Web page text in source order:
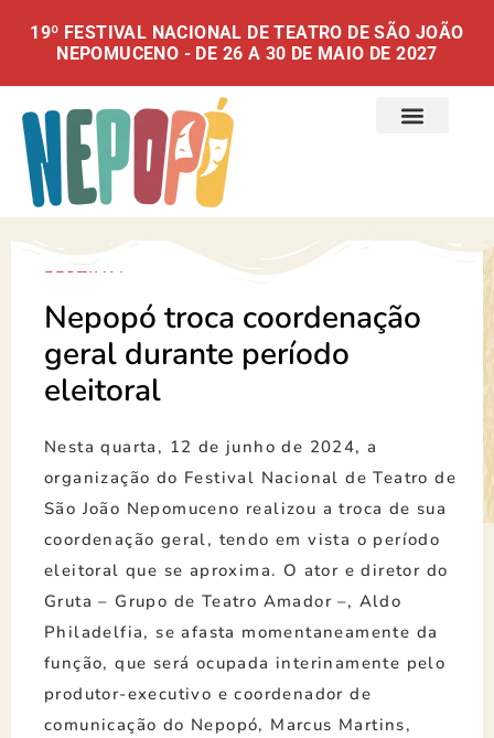
19º FESTIVAL NACIONAL DE TEATRO DE SÃO JOÃO
NEPOMUCENO - DE 26 A 30 DE MAIO DE 2027
FESTIVAL
Nepopó troca coordenação
geral durante período
eleitoral
Nesta quarta, 12 de junho de 2024, a
organização do Festival Nacional de Teatro de
São João Nepomuceno realizou a troca de sua
coordenação geral, tendo em vista o período
eleitoral que se aproxima. O ator e diretor do
Gruta – Grupo de Teatro Amador –, Aldo
Philadelfia, se afasta momentaneamente da
função, que será ocupada interinamente pelo
produtor-executivo e coordenador de
comunicação do Nepopó, Marcus Martins,